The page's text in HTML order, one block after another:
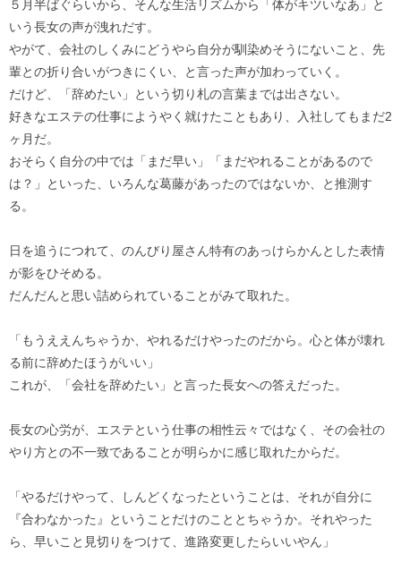
５月半ばぐらいから、そんな生活リズムから「体がキツいなあ」と
いう長女の声が洩れだす。
やがて、会社のしくみにどうやら自分が馴染めそうにないこと、先
輩との折り合いがつきにくい、と言った声が加わっていく。
だけど、「辞めたい」という切り札の言葉までは出さない。
好きなエステの仕事にようやく就けたこともあり、入社してもまだ2
ヶ月だ。
おそらく自分の中では「まだ早い」「まだやれることがあるので
は？」といった、いろんな葛藤があったのではないか、と推測す
る。
日を追うにつれて、のんびり屋さん特有のあっけらかんとした表情
が影をひそめる。
だんだんと思い詰められていることがみて取れた。
「もうええんちゃうか、やれるだけやったのだから。心と体が壊れ
る前に辞めたほうがいい」
これが、「会社を辞めたい」と言った長女への答えだった。
長女の心労が、エステという仕事の相性云々ではなく、その会社の
やり方との不一致であることが明らかに感じ取れたからだ。
「やるだけやって、しんどくなったということは、それが自分に
『合わなかった』ということだけのこととちゃうか。それやった
ら、早いこと見切りをつけて、進路変更したらいいやん」